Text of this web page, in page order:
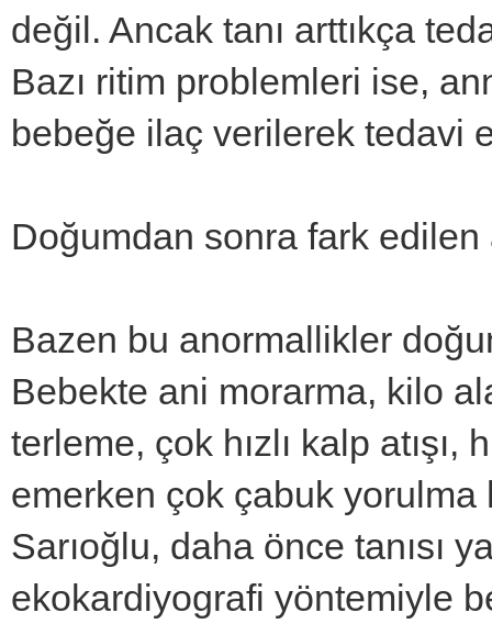
değil. Ancak tanı arttıkça
Bazı ritim problemleri ise,
bebeğe ilaç verilerek tedavi
Doğumdan sonra fark
Bazen bu anormallikler
Bebekte ani morarma, kilo
terleme, çok hızlı kalp atışı,
emerken çok çabuk yorulma
Sarıoğlu, daha önce tanısı
ekokardiyografi yöntemiyle